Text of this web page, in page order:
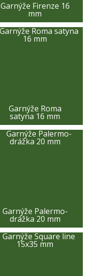
Garnýže Firenze 16
mm
Garnýže Roma
satyna 16 mm
Garnýže Palermo-
drážka 20 mm